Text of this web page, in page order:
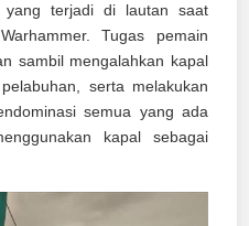
yang terjadi di lautan saat
Tugas pemain
sambil mengalahkan kapal
serta melakukan
semua yang ada
kapal sebagai